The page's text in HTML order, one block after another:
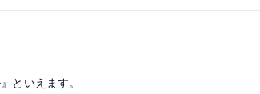
といえます。